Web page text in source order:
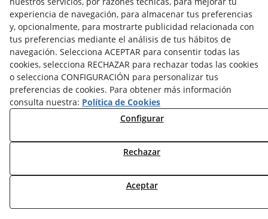
MI CUENTA
CONTÁCTANOS
DEVOLUCIONES
TRABAJA CON NOSOTROS
¿QUIENES SOMOS?
POLÍTICA DE PRIVACIDAD
DERECHO DESISITIMIENTO
CONDICIONES COMPRA
ODR
experiencia de navegación, para almacenar tus preferencias
y, opcionalmente, para mostrarte publicidad relacionada con
tus preferencias mediante el análisis de tus hábitos de
navegación. Selecciona ACEPTAR para consentir todas las
cookies, selecciona RECHAZAR para rechazar todas las cookies
o selecciona CONFIGURACIÓN para personalizar tus
preferencias de cookies. Para obtener más información
consulta nuestra: Política de Cookies
Configurar
Rechazar
Aceptar